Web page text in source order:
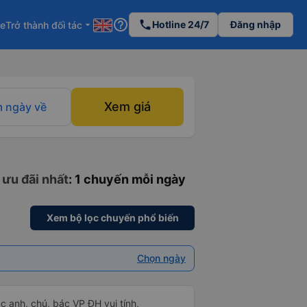
Trở thành đối tác arrow_drop_down help_outline phoneHotline 24/7 Đăng nhập
ngày về Xem giá
đãi nhất: 1 chuyến mỗi ngày
Xem bộ lọc chuyến phổ biến
Chọn ngày
anh, chú, bác VP ĐH vui tính,